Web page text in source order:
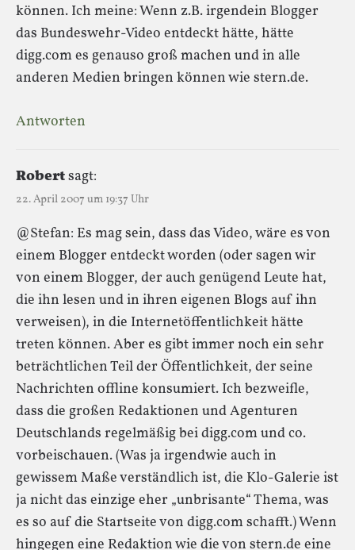
können. Ich meine: Wenn z.B. irgendein Blogger
das Bundeswehr-Video entdeckt hätte, hätte
digg.com es genauso groß machen und in alle
anderen Medien bringen können wie stern.de.
Antworten
Robertsagt:
22. April 2007 um 19:37 Uhr
@Stefan: Es mag sein, dass das Video, wäre es von
einem Blogger entdeckt worden (oder sagen wir
von einem Blogger, der auch genügend Leute hat,
die ihn lesen und in ihren eigenen Blogs auf ihn
verweisen), in die Internetöffentlichkeit hätte
treten können. Aber es gibt immer noch ein sehr
beträchtlichen Teil der Öffentlichkeit, der seine
Nachrichten offline konsumiert. Ich bezweifle,
dass die großen Redaktionen und Agenturen
Deutschlands regelmäßig bei digg.com und co.
vorbeischauen. (Was ja irgendwie auch in
gewissem Maße verständlich ist, die Klo-Galerie ist
ja nicht das einzige eher „unbrisante“ Thema, was
es so auf die Startseite von digg.com schafft.) Wenn
hingegen eine Redaktion wie die von stern.de eine